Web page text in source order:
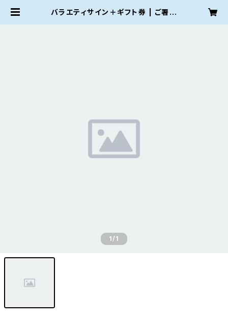
バラエティサイン＋ギフト券 | ご署名
1/1